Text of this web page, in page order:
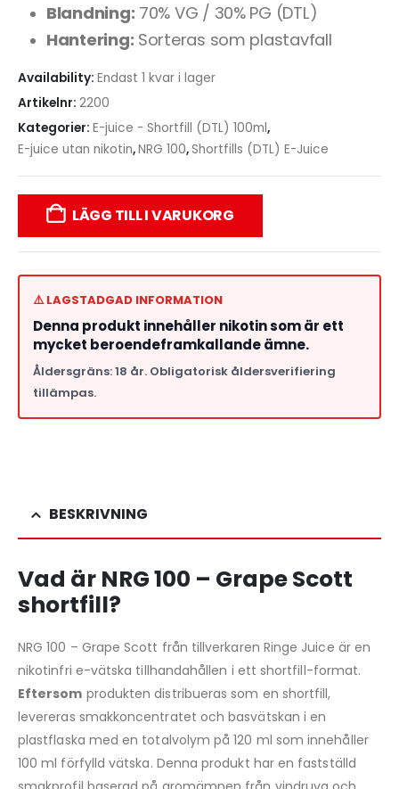
Blandning: 70% VG / 30% PG (DTL)
Hantering: Sorteras som plastavfall
Availability: Endast 1 kvar i lager
Artikelnr: 2200
Kategorier: E-juice - Shortfill (DTL) 100ml,
E-juice utan nikotin,NRG 100,Shortfills (DTL) E-Juice
LÄGG TILL I VARUKORG
⚠️ LAGSTADGAD INFORMATION
Denna produkt innehåller nikotin som är ett
mycket beroendeframkallande ämne.
Åldersgräns: 18 år. Obligatorisk åldersverifiering
tillämpas.
BESKRIVNING
Vad är NRG 100 – Grape Scott
shortfill?
NRG 100 – Grape Scott från tillverkaren Ringe Juice är en
nikotinfri e-vätska tillhandahållen i ett shortfill-format.
Eftersom produkten distribueras som en shortfill,
levereras smakkoncentratet och basvätskan i en
plastflaska med en totalvolym på 120 ml som innehåller
100 ml förfylld vätska. Denna produkt har en fastställd